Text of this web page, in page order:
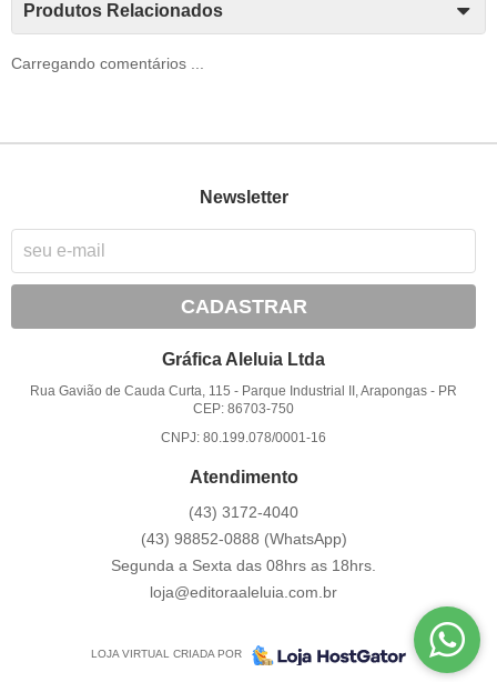
Produtos Relacionados
Carregando comentários ...
Newsletter
CADASTRAR
Gráfica Aleluia Ltda
Rua Gavião de Cauda Curta, 115 - Parque Industrial II, Arapongas - PR
CEP: 86703-750
CNPJ: 80.199.078/0001-16
Atendimento
(43) 3172-4040
(43) 98852-0888 (WhatsApp)
Segunda a Sexta das 08hrs as 18hrs.
loja@editoraaleluia.com.br
LOJA VIRTUAL CRIADA POR